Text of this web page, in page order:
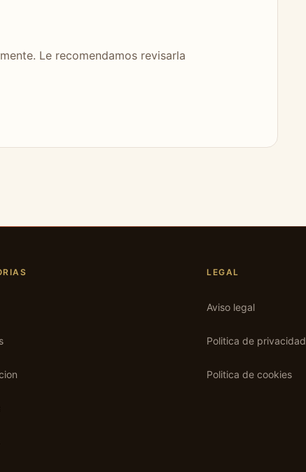
Le recomendamos revisarla
LEGAL
Aviso legal
Politica de privacidad
Politica de cookies